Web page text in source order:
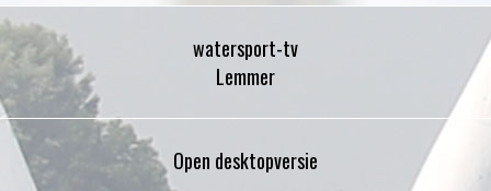
watersport-tv
Lemmer
Open desktopversie